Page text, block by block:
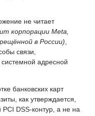
не читает
корпорации Meta,
в России),
связи,
адресной
банковских карт
как утверждается,
DSS-контур, а не на